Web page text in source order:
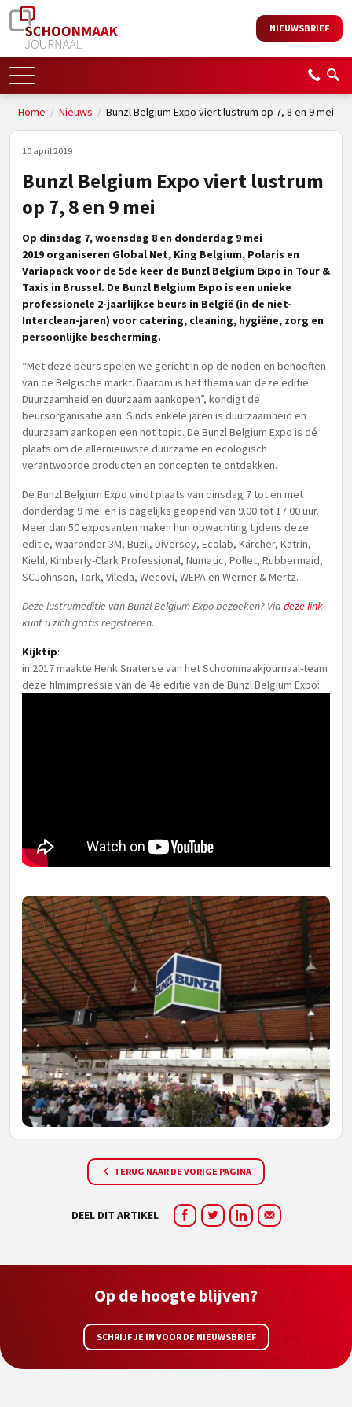
NIEUWSBRIEF
Home / Nieuws / Bunzl Belgium Expo viert lustrum op 7, 8 en 9 mei
10 april 2019
Bunzl Belgium Expo viert lustrum
op 7, 8 en 9 mei
Op dinsdag 7, woensdag 8 en donderdag 9 mei
2019 organiseren Global Net, King Belgium, Polaris en
Variapack voor de 5de keer de Bunzl Belgium Expo in Tour &
Taxis in Brussel. De Bunzl Belgium Expo is een unieke
professionele 2-jaarlijkse beurs in België (in de niet-
Interclean-jaren) voor catering, cleaning, hygiëne, zorg en
persoonlijke bescherming.
“Met deze beurs spelen we gericht in op de noden en behoeften
van de Belgische markt. Daarom is het thema van deze editie
Duurzaamheid en duurzaam aankopen”, kondigt de
beursorganisatie aan. Sinds enkele jaren is duurzaamheid en
duurzaam aankopen een hot topic. De Bunzl Belgium Expo is dé
plaats om de allernieuwste duurzame en ecologisch
verantwoorde producten en concepten te ontdekken.
De Bunzl Belgium Expo vindt plaats van dinsdag 7 tot en met
donderdag 9 mei en is dagelijks geopend van 9.00 tot 17.00 uur.
Meer dan 50 exposanten maken hun opwachting tijdens deze
editie, waaronder 3M, Buzil, Diversey, Ecolab, Kärcher, Katrin,
Kiehl, Kimberly-Clark Professional, Numatic, Pollet, Rubbermaid,
SCJohnson, Tork, Vileda, Wecovi, WEPA en Werner & Mertz.
Deze lustrumeditie van Bunzl Belgium Expo bezoeken? Via deze link
kunt u zich gratis registreren.
Kijktip:
in 2017 maakte Henk Snaterse van het Schoonmaakjournaal-team
deze filmimpressie van de 4e editie van de Bunzl Belgium Expo:
TERUG NAAR DE VORIGE PAGINA
DEEL DIT ARTIKEL
Op de hoogte blijven?
SCHRIJF JE IN VOOR DE NIEUWSBRIEF